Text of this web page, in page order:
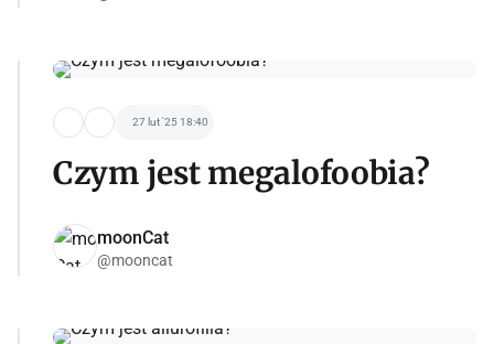
27 lut '25 18:40
Czym jest megalofoobia?
moonCat
@mooncat